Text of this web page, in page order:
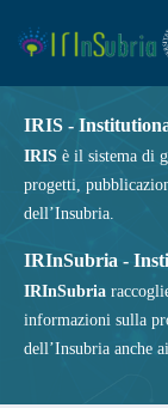
IRIS -
IRIS è il sistema di
progetti,
dell’Insubria.
IRInSubria -
IRInSubria
informazioni sulla
dell’Insubria anche